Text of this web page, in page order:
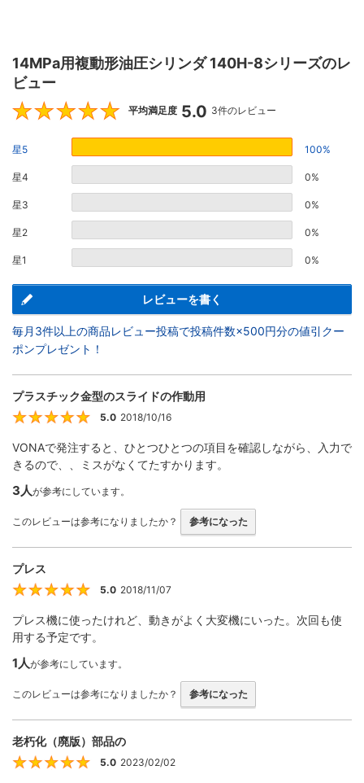
14MPa用複動形油圧シリンダ 140H-8シリーズのレ
ビュー
5
平均満足度 5.0 3件のレビュー
星5 100%
星4 0%
星3 0%
星2 0%
星1 0%
レビューを書く
毎月3件以上の商品レビュー投稿で投稿件数×500円分の値引クー
ポンプレゼント！
プラスチック金型のスライドの作動用
5.0 2018/10/16
VONAで発注すると、ひとつひとつの項目を確認しながら、入力で
きるので、、ミスがなくてたすかります。
3人が参考にしています。
このレビューは参考になりましたか？ 参考になった
プレス
5.0 2018/11/07
プレス機に使ったけれど、動きがよく大変機にいった。次回も使
用する予定です。
1人が参考にしています。
このレビューは参考になりましたか？ 参考になった
老朽化（廃版）部品の
5
5.0 2023/02/02